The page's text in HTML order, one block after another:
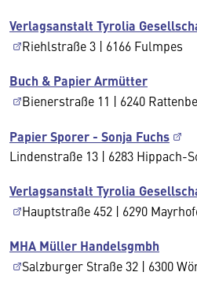
Verlagsanstalt Tyrolia
Riehlstraße 3 | 6166 Fulmpes
Buch & Papier Armütter
Bienerstraße 11 | 6240
Papier Sporer - Sonja Fuchs
Lindenstraße 13 | 6283 Hippach-
Verlagsanstalt Tyrolia
Hauptstraße 452 | 6290
MHA Müller Handelsgmbh
Salzburger Straße 32 | 6300